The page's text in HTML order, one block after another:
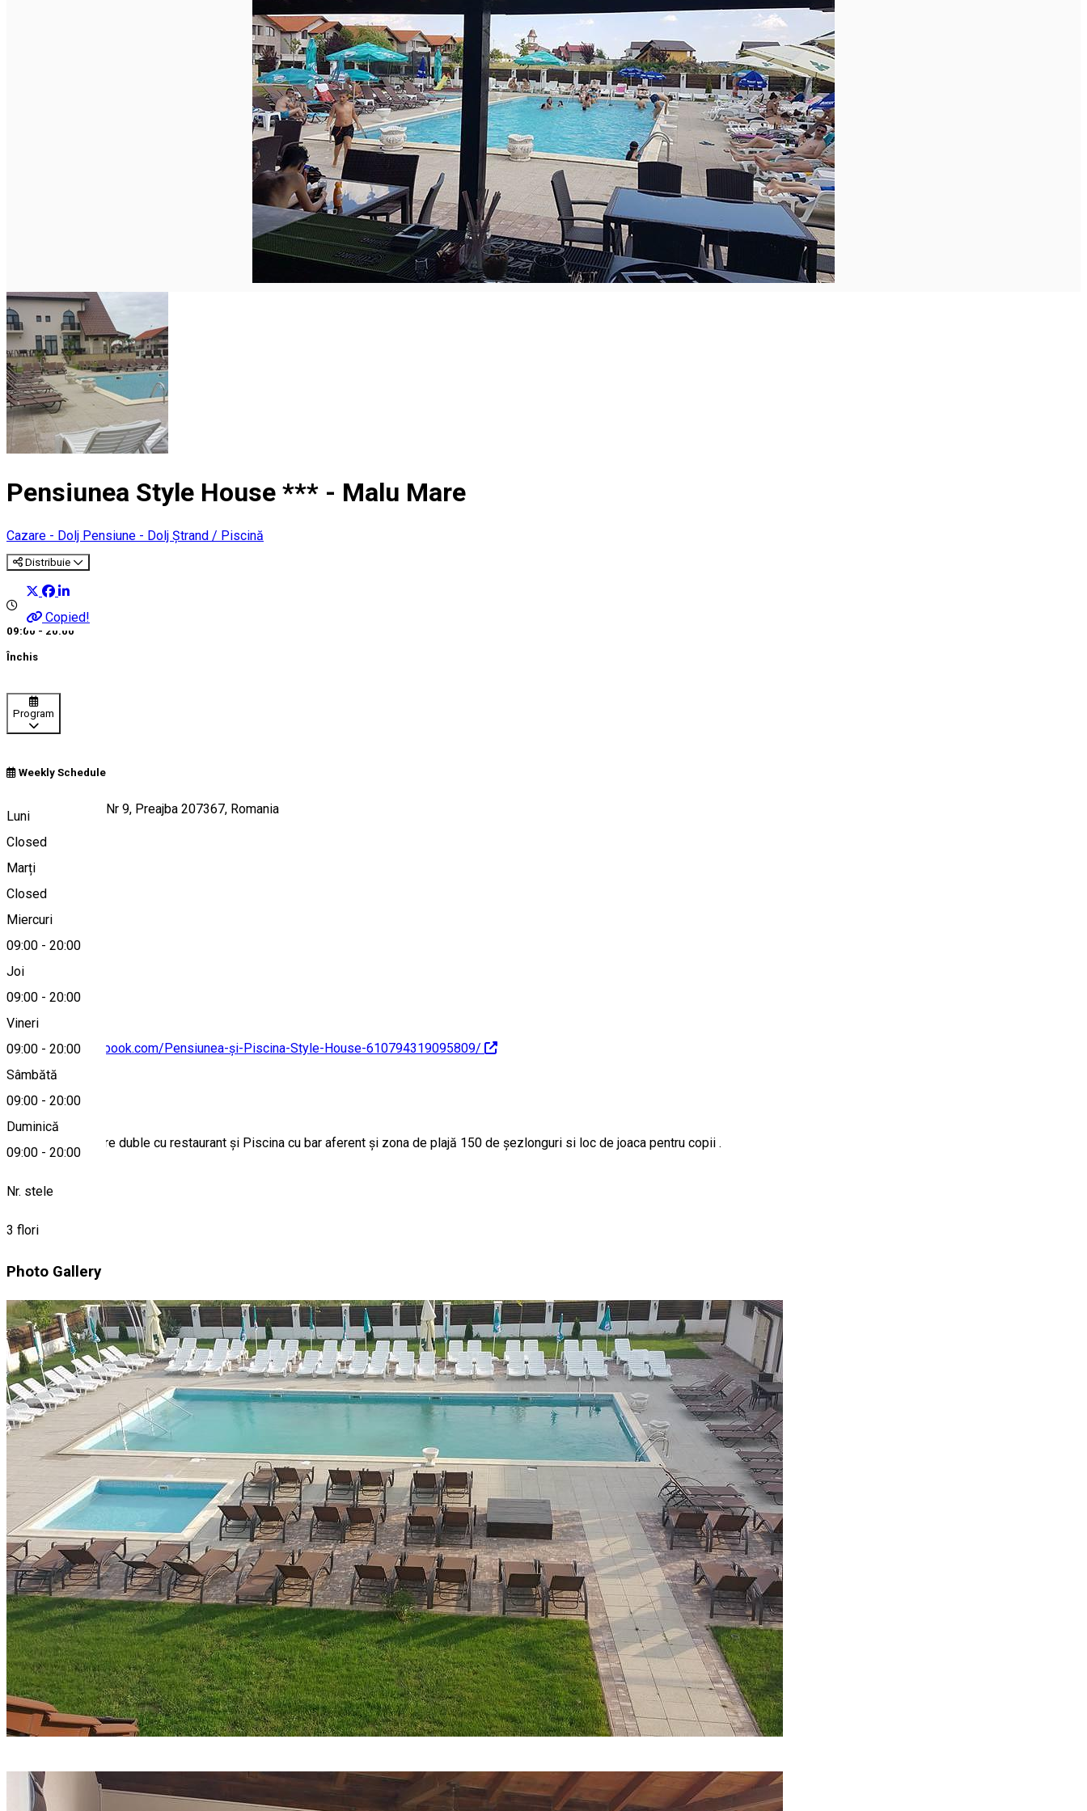
Pensiunea Style House *** - Malu Mare
Cazare - Dolj Pensiune - Dolj Ștrand / Piscină
Distribuie
Copied!
09:00 - 20:00
Închis
Program
Weekly Schedule
Luni
Closed
Marți
Closed
Miercuri
09:00 - 20:00
Joi
09:00 - 20:00
Vineri
09:00 - 20:00
Sâmbătă
09:00 - 20:00
Duminică
09:00 - 20:00
Strada Castanilor Nr 9, Preajba 207367, Romania
Hartă
https://www.facebook.com/Pensiunea-și-Piscina-Style-House-610794319095809/
Despre
Pensiune 5 camere duble cu restaurant și Piscina cu bar aferent și zona de plajă 150 de șezlonguri si loc de joaca pentru copii .
Nr. stele
3 flori
Photo Gallery